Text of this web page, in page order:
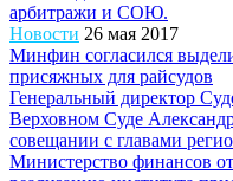
арбитражи и СОЮ.
Новости 26 мая 2017
Минфин согласился
присяжных для райсудов
Генеральный директор
Верховном Суде
совещании с главами
Министерство финансов